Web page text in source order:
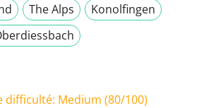
The Alps
Konolfingen
difficulté: Medium (80/100)